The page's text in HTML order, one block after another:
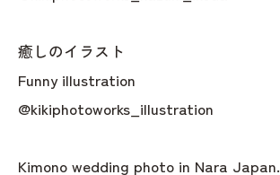
癒しのイラスト
Funny illustration
@kikiphotoworks_illustration
Kimono wedding photo in Nara Japan.